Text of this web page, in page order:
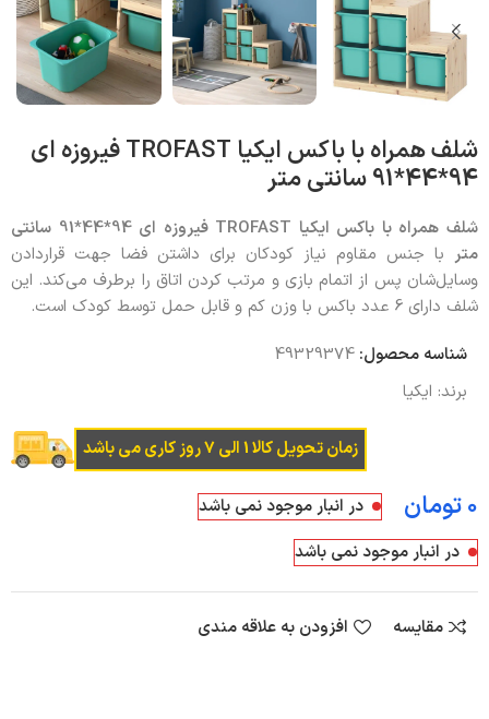
شلف همراه با باکس ایکیا TROFAST فیروزه ای
94*44*91 سانتی متر
شلف همراه با باکس ایکیا TROFAST فیروزه ای 94*44*91 سانتی
متر با جنس مقاوم نیاز کودکان برای داشتن فضا جهت قراردادن
وسایل‌شان پس از اتمام بازی و مرتب کردن اتاق را برطرف می‌کند. این
شلف دارای 6 عدد باکس با وزن کم و قابل حمل توسط کودک است.
شناسه محصول:49329374
برند: ایکیا
زمان تحویل کالا 1 الی 7 روز کاری می باشد
تومان
در انبار موجود نمی باشد
در انبار موجود نمی باشد
مقایسه افزودن به علاقه مندی